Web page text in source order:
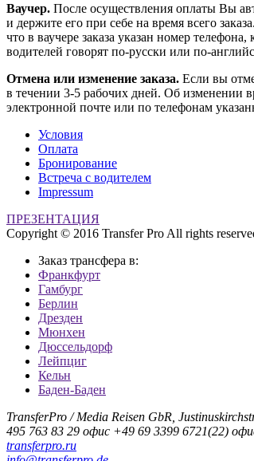
Ваучер. После осуществления оплаты Вы
и держите его при себе на время всего
что в ваучере заказа указан номер
водителей говорят по-русски или по-
Отмена или изменение заказа. Если вы
в течении 3-5 рабочих дней. Об изменении
электронной почте или по телефонам
Условия
Оплата
Бронирование
Встреча с водителем
Impressum
ПРЕЗЕНТАЦИЯ
Copyright © 2016 Transfer Pro All rights
Заказ трансфера в:
Франкфурт
Гамбург
Берлин
Дрезден
Мюнхен
Дюссельдорф
Лейпциг
Кельн
Баден-Баден
TransferPro / Media Reisen GbR,
495 763 83 29 офис +49 69 3399 6721(22)
transferpro.ru